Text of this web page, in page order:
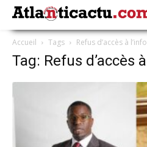
Accueil Tags Refus d’accès à
Tag: Refus d’accès